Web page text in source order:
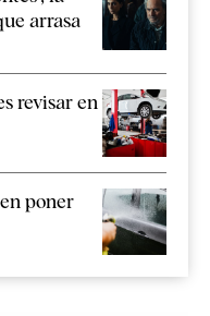
arrasa
revisar en
poner